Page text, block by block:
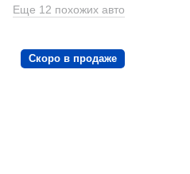
Еще 12 похожих авто
Скоро в продаже